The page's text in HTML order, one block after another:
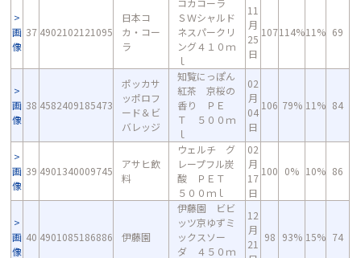
画
像
37 4902102121095
日本コ
カ・コー
ラ
コカコーラ
ＳＷシャルド
ネスパークリ
ング４１０ｍ
ｌ
11
月
25
日
107114%11% 69
画
像
38 4582409185473
ポッカサ
ッポロフ
ード＆ビ
バレッジ
知覧にっぽん
紅茶 京桜の
香り ＰＥ
Ｔ ５００ｍ
ｌ
02
月
04
日
106 79% 11% 84
画
像
39 4901340009745
アサヒ飲
料
ウェルチ グ
レープフル炭
酸 ＰＥＴ
５００ｍｌ
02
月
17
日
100 0% 10% 86
画
像
40 4901085186886 伊藤園
伊藤園 ビビ
ッツ京ゆずミ
ックスソー
ダ ４５０ｍ
12
月
21
98 93% 15% 74